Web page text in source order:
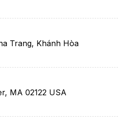
Trang, Khánh Hòa
MA 02122 USA